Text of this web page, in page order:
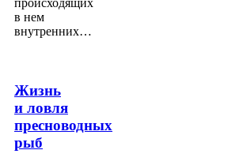
происходящих
в нем
внутренних…
Жизнь
и ловля
пресноводных
рыб